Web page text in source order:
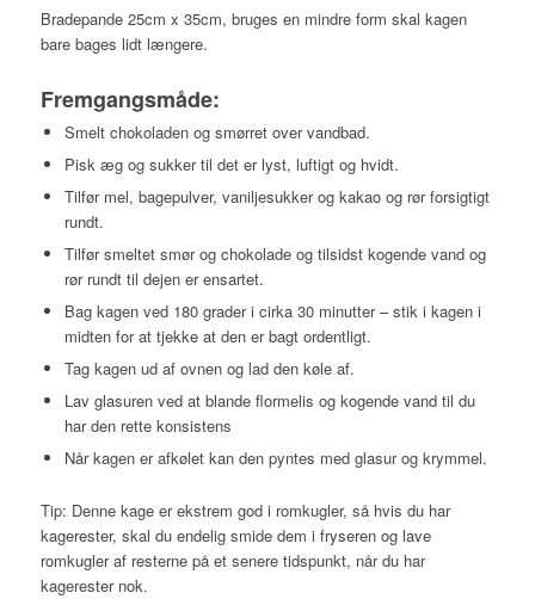
Bradepande 25cm x 35cm, bruges en mindre form skal kagen
bare bages lidt længere.
Fremgangsmåde:
Smelt chokoladen og smørret over vandbad.
Pisk æg og sukker til det er lyst, luftigt og hvidt.
Tilfør mel, bagepulver, vaniljesukker og kakao og rør forsigtigt
rundt.
Tilfør smeltet smør og chokolade og tilsidst kogende vand og
rør rundt til dejen er ensartet.
Bag kagen ved 180 grader i cirka 30 minutter – stik i kagen i
midten for at tjekke at den er bagt ordentligt.
Tag kagen ud af ovnen og lad den køle af.
Lav glasuren ved at blande flormelis og kogende vand til du
har den rette konsistens
Når kagen er afkølet kan den pyntes med glasur og krymmel.
Tip: Denne kage er ekstrem god i romkugler, så hvis du har
kagerester, skal du endelig smide dem i fryseren og lave
romkugler af resterne på et senere tidspunkt, når du har
kagerester nok.